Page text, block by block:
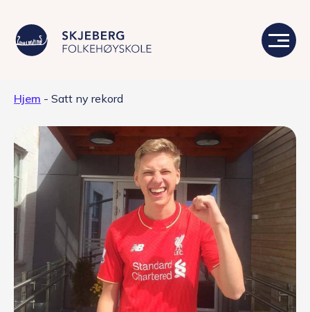
Livet på skolen
Skolen
Kontakt
Valgfag
Siste nytt
Hjem - Satt ny rekord